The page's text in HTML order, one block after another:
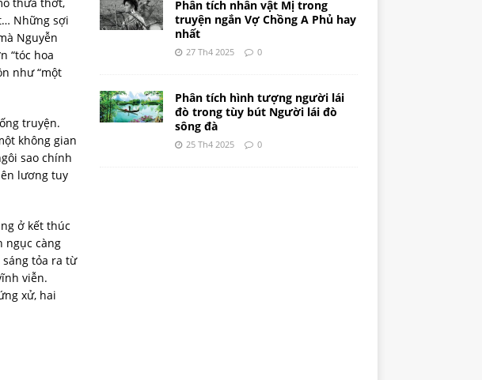
Những sợi
Nguyễn
“tóc hoa
như “một
truyện.
không gian
sao chính
lương tuy
ở kết thúc
ngục càng
tỏa ra từ
viễn.
xử, hai
Phân tích nhân vật Mị trong
truyện ngắn Vợ Chồng A Phủ hay
nhất
27 Th4 2025 0
Phân tích hình tượng người lái
đò trong tùy bút Người lái đò
sông đà
25 Th4 2025 0